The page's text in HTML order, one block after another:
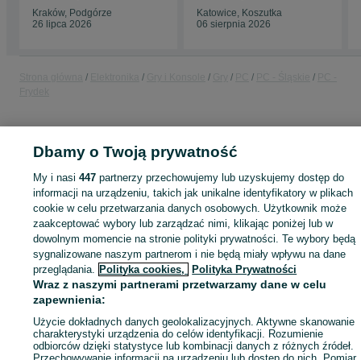
Kraków, Podgórze
26 lipca 2026
Katowice, Koszutka
06 sierpnia 2026
ID:1078406313 Wyświetlenia:
Zaloguj się lub załóż konto na OLX, aby skontaktować się z
sprzedającym
Zaloguj się / Załóż konto
Dbamy o Twoją prywatność
My i nasi447 partnerzy przechowujemy lub uzyskujemy dostęp do
informacji na urządzeniu, takich jak unikalne identyfikatory w plikach
cookie w celu przetwarzania danych osobowych. Użytkownik może
zaakceptować wybory lub zarządzać nimi, klikając poniżej lub w
dowolnym momencie na stronie polityki prywatności. Te wybory będą
sygnalizowane naszym partnerom i nie będą miały wpływu na dane
przeglądania. Polityka cookies, Polityka Prywatności
Wraz z naszymi partnerami przetwarzamy dane w celu
zapewnienia:
Użycie dokładnych danych geolokalizacyjnych. Aktywne skanowanie
charakterystyki urządzenia do celów identyfikacji. Rozumienie
odbiorców dzięki statystyce lub kombinacji danych z różnych źródeł.